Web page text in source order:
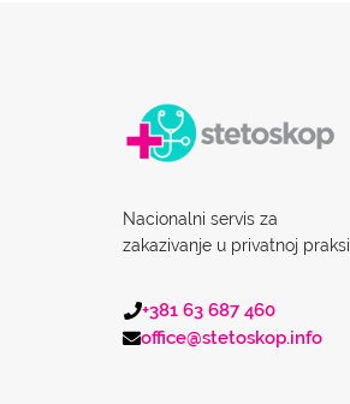
Nacionalni servis za
zakazivanje u privatnoj praksi.
+381 63 687 460
office@stetoskop.info